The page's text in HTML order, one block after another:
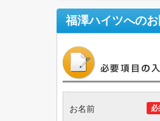
福澤ハイツへの
必
お名前